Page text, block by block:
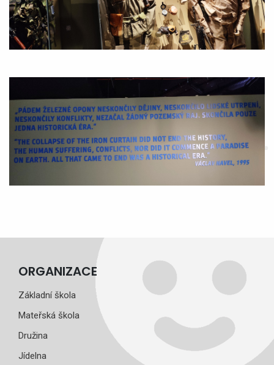
ORGANIZACE
Základní škola
Mateřská škola
Družina
Jídelna